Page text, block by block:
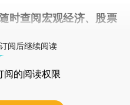
时查阅宏观经济、股票
阅后继续阅读
阅的阅读权限